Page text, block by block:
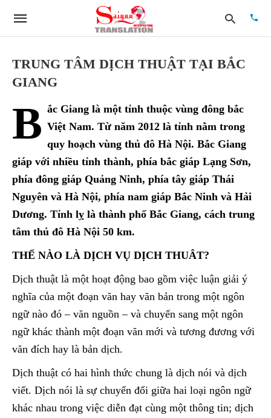
TRUNG TÂM DỊCH THUẬT TẠI BẮC
GIANG
B ắc Giang là một tỉnh thuộc vùng đông bắc
Việt Nam. Từ năm 2012 là tỉnh nằm trong
quy hoạch vùng thủ đô Hà Nội. Bắc Giang
giáp với nhiều tỉnh thành, phía bắc giáp Lạng Sơn,
phía đông giáp Quảng Ninh, phía tây giáp Thái
Nguyên và Hà Nội, phía nam giáp Bắc Ninh và Hải
Dương. Tỉnh lỵ là thành phố Bắc Giang, cách trung
tâm thủ đô Hà Nội 50 km.
THẾ NÀO LÀ DỊCH VỤ DỊCH THUÂT?
Dịch thuật là một hoạt động bao gồm việc luận giải ý
nghĩa của một đoạn văn hay văn bản trong một ngôn
ngữ nào đó – văn nguồn – và chuyển sang một ngôn
ngữ khác thành một đoạn văn mới và tương đương với
văn đích hay là bản dịch.
Dịch thuật có hai hình thức chung là dịch nói và dịch
viết. Dịch nói là sự chuyển đổi giữa hai loại ngôn ngữ
khác nhau trong việc diễn đạt cùng một thông tin; dịch